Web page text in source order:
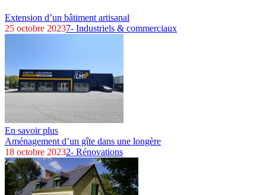
Extension d’un bâtiment artisanal
25 octobre 20237- Industriels & commerciaux
En savoir plus
Aménagement d’un gîte dans une longère
18 octobre 20232- Rénovations